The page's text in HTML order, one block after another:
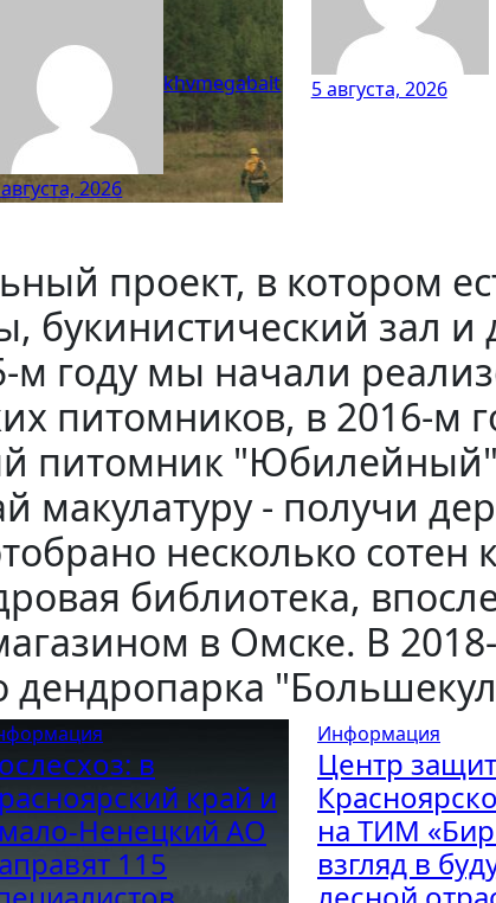
khvmegabait
2026
5 августа, 2026
проект, в котором
букинистический зал
м году мы начали
питомников, в 2016-м
питомник
макулатуру - получи
несколько сотен
библиотека,
в Омске. В
дендропарка
в
край и
Ненецкий АО
115
Информация
Центр
на ТИМ
взгляд в